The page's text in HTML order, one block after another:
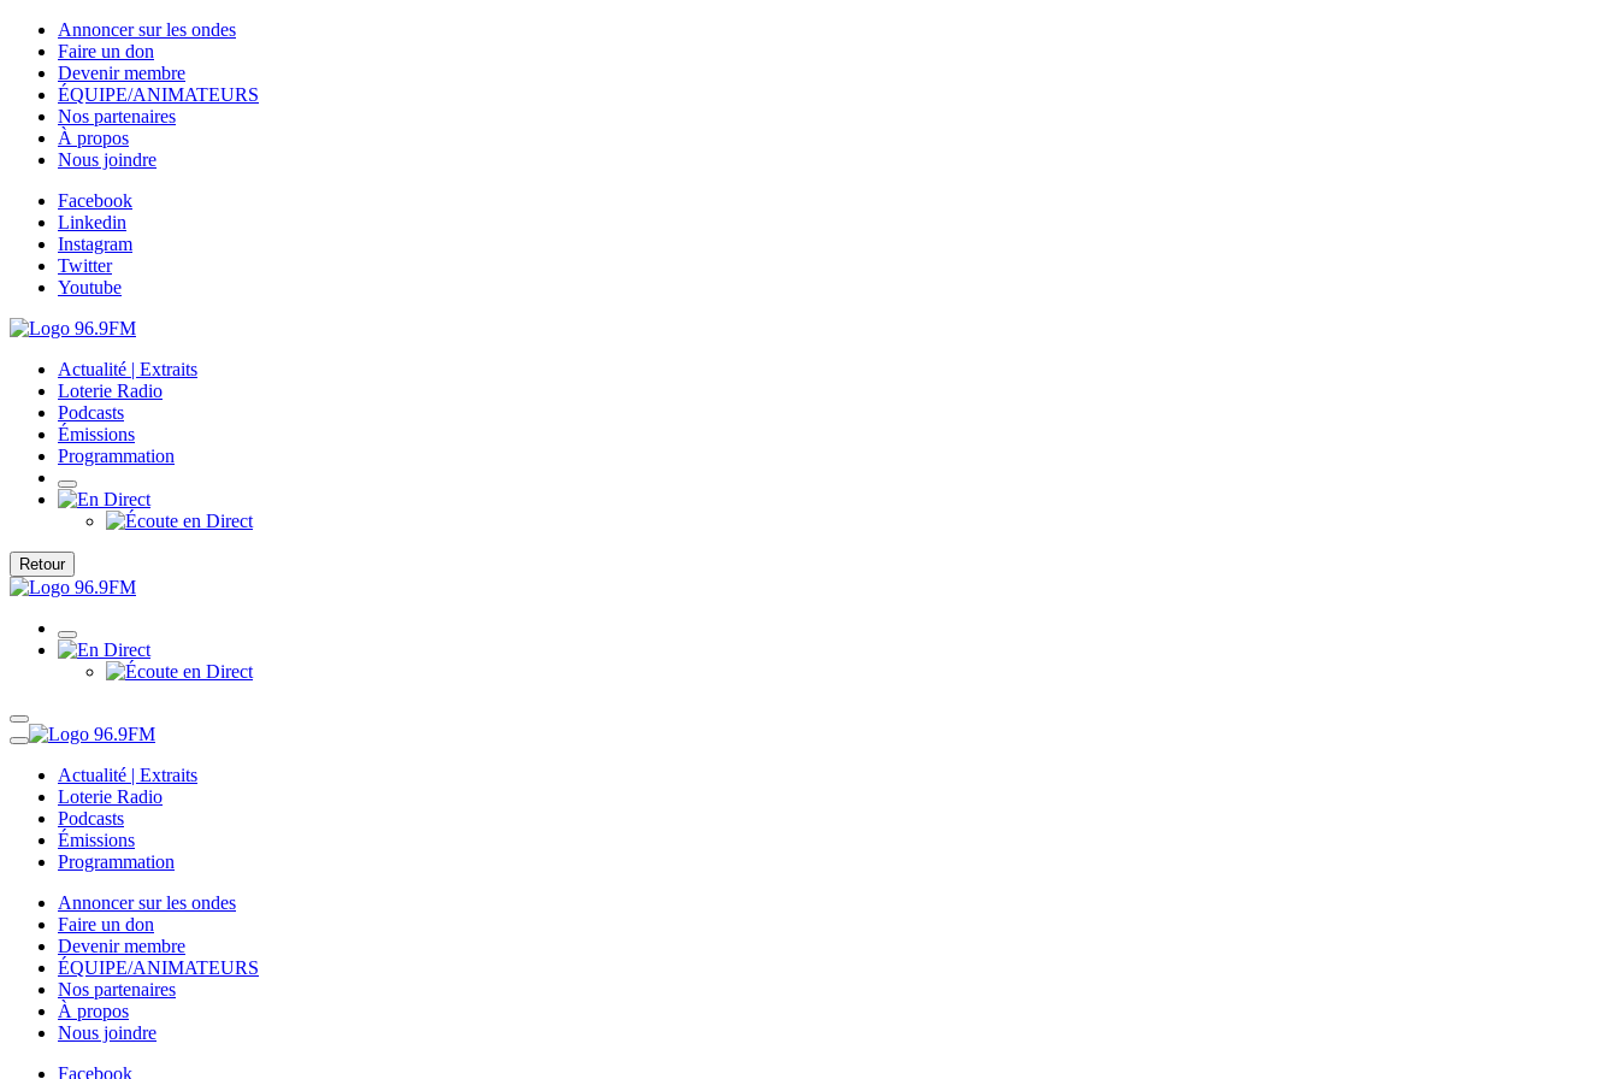
Annoncer sur les ondes
Faire un don
Devenir membre
ÉQUIPE/ANIMATEURS
Nos partenaires
À propos
Nous joindre
Facebook
Linkedin
Instagram
Twitter
Youtube
Actualité | Extraits
Loterie Radio
Podcasts
Émissions
Programmation
Retour
Actualité | Extraits
Loterie Radio
Podcasts
Émissions
Programmation
Annoncer sur les ondes
Faire un don
Devenir membre
ÉQUIPE/ANIMATEURS
Nos partenaires
À propos
Nous joindre
Facebook